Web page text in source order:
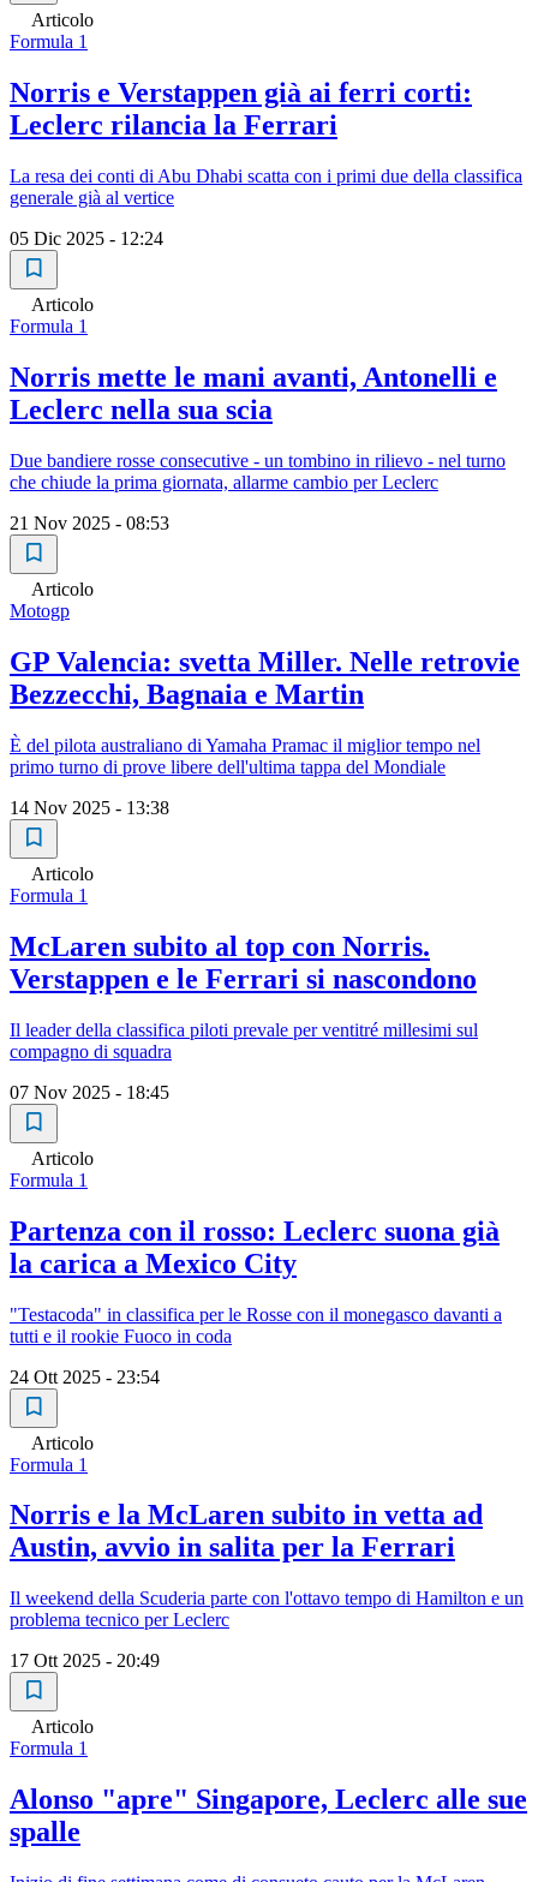
Articolo
Formula 1
Norris e Verstappen già ai ferri corti:
Leclerc rilancia la Ferrari
La resa dei conti di Abu Dhabi scatta con i primi due della classifica
generale già al vertice
05 Dic 2025 - 12:24
Articolo
Formula 1
Norris mette le mani avanti, Antonelli e
Leclerc nella sua scia
Due bandiere rosse consecutive - un tombino in rilievo - nel turno
che chiude la prima giornata, allarme cambio per Leclerc
21 Nov 2025 - 08:53
Articolo
Motogp
GP Valencia: svetta Miller. Nelle retrovie
Bezzecchi, Bagnaia e Martin
È del pilota australiano di Yamaha Pramac il miglior tempo nel
primo turno di prove libere dell'ultima tappa del Mondiale
14 Nov 2025 - 13:38
Articolo
Formula 1
McLaren subito al top con Norris.
Verstappen e le Ferrari si nascondono
Il leader della classifica piloti prevale per ventitré millesimi sul
compagno di squadra
07 Nov 2025 - 18:45
Articolo
Formula 1
Partenza con il rosso: Leclerc suona già
la carica a Mexico City
"Testacoda" in classifica per le Rosse con il monegasco davanti a
tutti e il rookie Fuoco in coda
24 Ott 2025 - 23:54
Articolo
Formula 1
Norris e la McLaren subito in vetta ad
Austin, avvio in salita per la Ferrari
Il weekend della Scuderia parte con l'ottavo tempo di Hamilton e un
problema tecnico per Leclerc
17 Ott 2025 - 20:49
Articolo
Formula 1
Alonso "apre" Singapore, Leclerc alle sue
spalle